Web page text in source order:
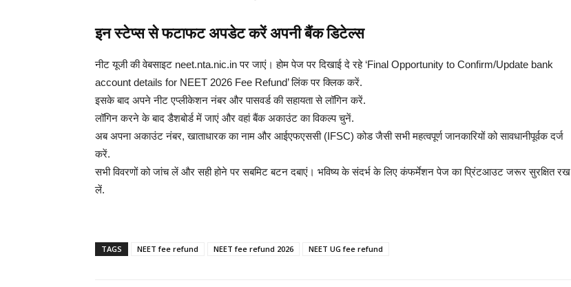
इन स्टेप्स से फटाफट अपडेट करें अपनी बैंक डिटेल्स
नीट यूजी की वेबसाइट neet.nta.nic.in पर जाएं। होम पेज पर दिखाई दे रहे ‘Final Opportunity to Confirm/Update bank
account details for NEET 2026 Fee Refund’ लिंक पर क्लिक करें.
इसके बाद अपने नीट एप्लीकेशन नंबर और पासवर्ड की सहायता से लॉगिन करें.
लॉगिन करने के बाद डैशबोर्ड में जाएं और वहां बैंक अकाउंट का विकल्प चुनें.
अब अपना अकाउंट नंबर, खाताधारक का नाम और आईएफएससी (IFSC) कोड जैसी सभी महत्वपूर्ण जानकारियों को सावधानीपूर्वक दर्ज
करें.
सभी विवरणों को जांच लें और सही होने पर सबमिट बटन दबाएं। भविष्य के संदर्भ के लिए कंफर्मेशन पेज का प्रिंटआउट जरूर सुरक्षित रख
लें.
TAGS NEET fee refund NEET fee refund 2026 NEET UG fee refund